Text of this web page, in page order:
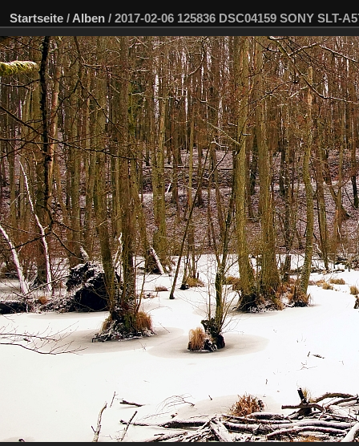
Startseite / Alben / 2017-02-06 125836 DSC04159 SONY SLT-